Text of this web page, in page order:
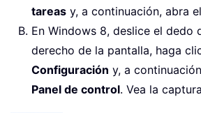
tareas y, a continuación, abra el
En Windows 8, deslice el dedo
derecho de la pantalla, haga
Configuración y, a
Panel de control. Vea la